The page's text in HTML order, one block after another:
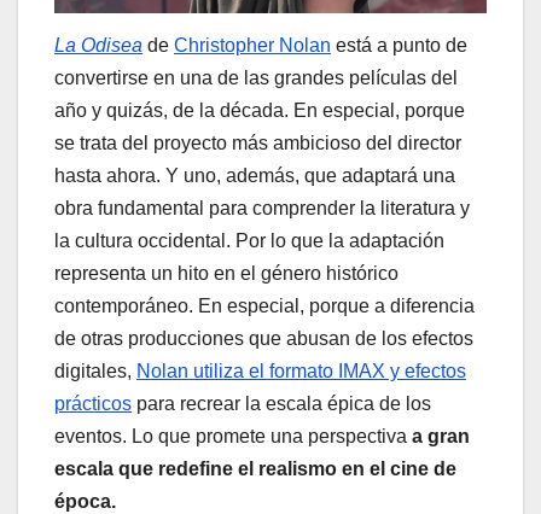
La Odisea de Christopher Nolan está a punto de
convertirse en una de las grandes películas del
año y quizás, de la década. En especial, porque
se trata del proyecto más ambicioso del director
hasta ahora. Y uno, además, que adaptará una
obra fundamental para comprender la literatura y
la cultura occidental. Por lo que la adaptación
representa un hito en el género histórico
contemporáneo. En especial, porque a diferencia
de otras producciones que abusan de los efectos
digitales, Nolan utiliza el formato IMAX y efectos
prácticos para recrear la escala épica de los
eventos. Lo que promete una perspectiva a gran
escala que redefine el realismo en el cine de
época.